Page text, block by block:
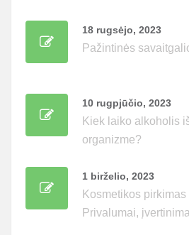
18 rugsėjo, 2023
Pažintinės
10 rugpjūčio, 2023
Kiek laiko alkoholis
organizme?
1 birželio, 2023
Kosmetikos pirkimas
Privalumai,